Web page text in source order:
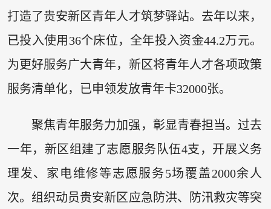
打造了贵安新区青年人才筑梦驿站。去年以来，
已投入使用36个床位，全年投入资金44.2万元。
为更好服务广大青年，新区将青年人才各项政策
服务清单化，已申领发放青年卡32000张。
聚焦青年服务力加强，彰显青春担当。过去
一年，新区组建了志愿服务队伍4支，开展义务
理发、家电维修等志愿服务5场覆盖2000余人
次。组织动员贵安新区应急防洪、防汛救灾等突